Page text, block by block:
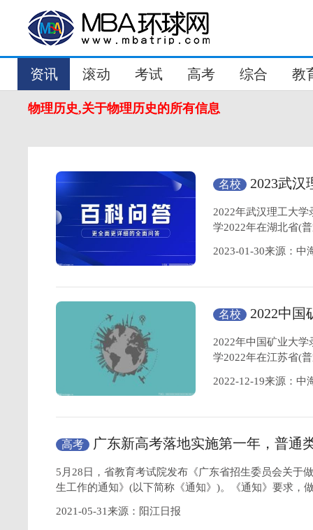
资讯 滚动 考试 高考 综合 教
物理历史,关于物理历史的所有信息
名校
2023武汉
工大学简介？
2022年武汉理工大
学2022年在湖北省(
2023-01-30来源：中
名校
2022中国
业大学简介
2022年中国矿业大
学2022年在江苏省(
2022-12-19来源：中
高考
广东新高考落地实施第一年，普通
史两类划线
5月28日，省教育考试院发布《广东省招生委员会关于
生工作的通知》(以下简称《通知》)。《通知》要求，
2021-05-31来源：阳江日报